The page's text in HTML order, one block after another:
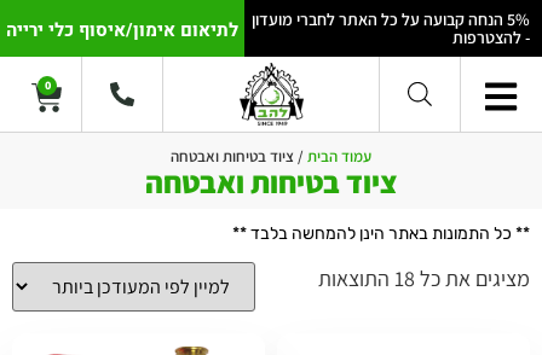
5% הנחה קבועה על כל האתר לחברי מועדון
- להצטרפות
לתיאום אימון/איסוף כלי ירייה
0
עמוד הבית / ציוד בטיחות ואבטחה
ציוד בטיחות ואבטחה
** כל התמונות באתר הינן להמחשה בלבד **
מציגים את כל ⁦18⁩ התוצאות